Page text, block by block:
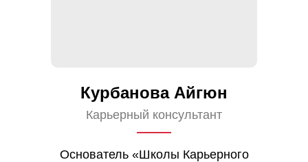
Карьерный консультант
Курбанова Айгюн
Основатель «Школы Карьерного